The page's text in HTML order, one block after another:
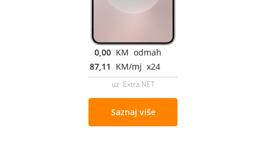
0,00 KM odmah
87,11 KM/mj x24
uz Extra NET
Saznaj više